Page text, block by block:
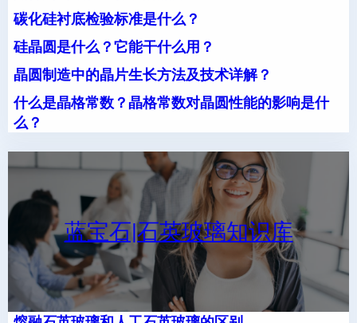
碳化硅衬底检验标准是什么？
硅晶圆是什么？它能干什么用？
晶圆制造中的晶片生长方法及技术详解？
什么是晶格常数？晶格常数对晶圆性能的影响是什
么？
蓝宝石|石英玻璃知识库